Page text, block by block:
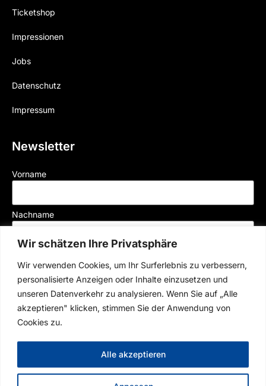
Wir schätzen Ihre Privatsphäre
Wir verwenden Cookies, um Ihr Surferlebnis zu verbessern,
personalisierte Anzeigen oder Inhalte einzusetzen und
unseren Datenverkehr zu analysieren. Wenn Sie auf „Alle
akzeptieren" klicken, stimmen Sie der Anwendung von
Cookies zu.
Alle akzeptieren
Ticketshop
Impressionen
Jobs
Datenschutz
Impressum
Newsletter
Vorname
Nachname
Der Münchner Rennverein e.V. versendet Newsletter per E-Mail, mit welchen wir
Sie über aktuelle Veranstaltugen und News informieren. Durch Klick auf „Jetzt
abonnieren“ willigen Sie entsprechend unserer
Anmelden